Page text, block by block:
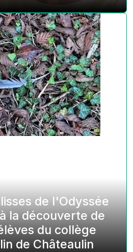
de l'Odyssée
la découverte de
du collège
de Châteaulin